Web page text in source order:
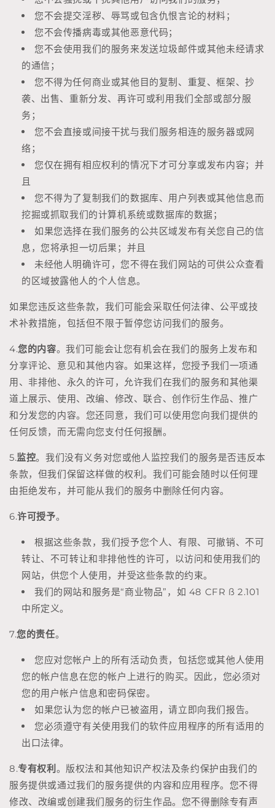
您不会提交淫秽、辱骂或包含仇恨言论的材料；
您不会传播病毒或其他恶意代码；
您不会使用我们的服务来发送垃圾邮件或其他未经请求
的通信；
您不得为任何商业或其他目的复制、重复、框架、抄
袭、出售、重新分发、再许可或利用我们全部或部分服
务；
您不会直接或间接干扰与我们服务相连的服务器或网
络；
您仅在拥有相应权利的情况下才可分享或发布内容；并
且
您不得为了复制我们的数据库、用户列表或其他信息而
挖掘或抓取我们的计算机系统或数据库的数据；
如果您选择在我们服务的公共区域发布有关您自己的信
息，您将承担一切后果；并且
未经他人明确许可，您不得在我们网站的可供公众查看
的区域披露他人的个人信息。
如果您违反这些条款，我们可能会采取任何法律、公平或技
术补救措施，包括但不限于暂停您访问我们的服务。
4.您的内容。我们可能会让您有机会在我们的服务上发布和
分享评论、意见和其他内容。如果这样，您授予我们一项通
用、非排他、永久的许可，允许我们在我们的服务和其他渠
道上展示、使用、改编、修改、联合、创作衍生作品、推广
和分发您的内容。您还同意，我们可以使用您向我们提供的
任何反馈，而无需向您支付任何报酬。
5.监控。我们没有义务对您或他人监控我们的服务是否违反本
条款，但我们保留这样做的权利。我们可能会随时以任何理
由拒绝发布，并可能从我们的服务中删除任何内容。
6.许可授予。
根据这些条款，我们授予您个人、有限、可撤销、不可
转让、不可转让和非排他性的许可，以访问和使用我们的
网站，供您个人使用，并受这些条款的约束。
我们的网站和服务是“商业物品”，如 48 CFR ß 2.101
中所定义。
7.您的责任。
您应对您帐户上的所有活动负责，包括您或其他人使用
您的帐户信息在您的帐户上进行的购买。因此，您必须对
您的用户帐户信息和密码保密。
如果您认为您的帐户已被盗用，请立即向我们报告。
您必须遵守有关使用我们的软件应用程序的所有适用的
出口法律。
8.专有权利 。版权法和其他知识产权法及条约保护由我们的
服务提供或通过我们的服务提供的内容和应用程序。您不得
修改、改编或创建我们服务的衍生作品。您不得删除专有声